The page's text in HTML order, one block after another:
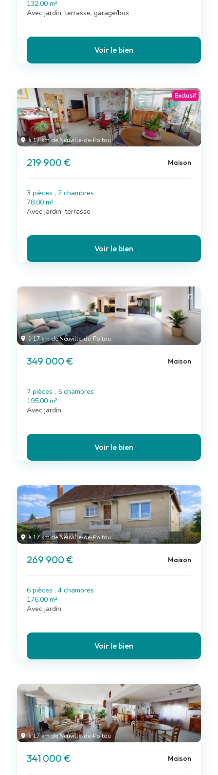
132.00 m²
Avec jardin, terrasse, garage/box
Voir le bien
à 17 km de Neuville-de-Poitou
Exclusif
219 900 € Maison
3 pièces , 2 chambres
78.00 m²
Avec jardin, terrasse
Voir le bien
à 17 km de Neuville-de-Poitou
349 000 € Maison
7 pièces , 5 chambres
195.00 m²
Avec jardin
Voir le bien
à 17 km de Neuville-de-Poitou
269 900 € Maison
6 pièces , 4 chambres
176.00 m²
Avec jardin
Voir le bien
à 17 km de Neuville-de-Poitou
341 000 € Maison